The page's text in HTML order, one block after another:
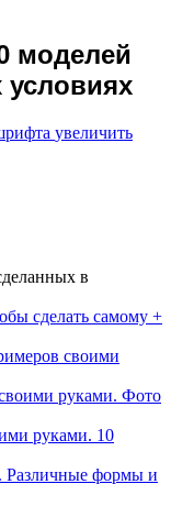
моделей
увеличить
в
сделать самому +
своими
руками. Фото
руками. 10
Различные формы и